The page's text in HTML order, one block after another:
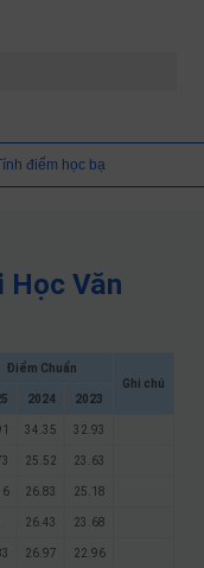
điểm học bạ
Học Văn
Điểm Chuẩn
Ghi chú
2024 2023
34.35 32.93
25.52 23.63
26.83 25.18
26.43 23.68
26.97 22.96